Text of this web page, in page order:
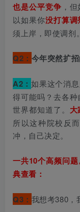
也是公平竞争 ，
以如果你没打算
须上岸，即使调剂
Q2： 今年突然扩
A2：如果这个消
得可能吗？去各
世界都知道了。
所以这种院校反
冲，自己决定。
一共10个高频问
典查看：
Q3： 我想考380，